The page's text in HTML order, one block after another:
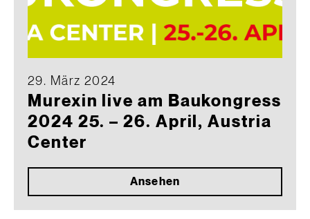
29. März 2024
Murexin live am Baukongress
2024 25. – 26. April, Austria
Center
Ansehen